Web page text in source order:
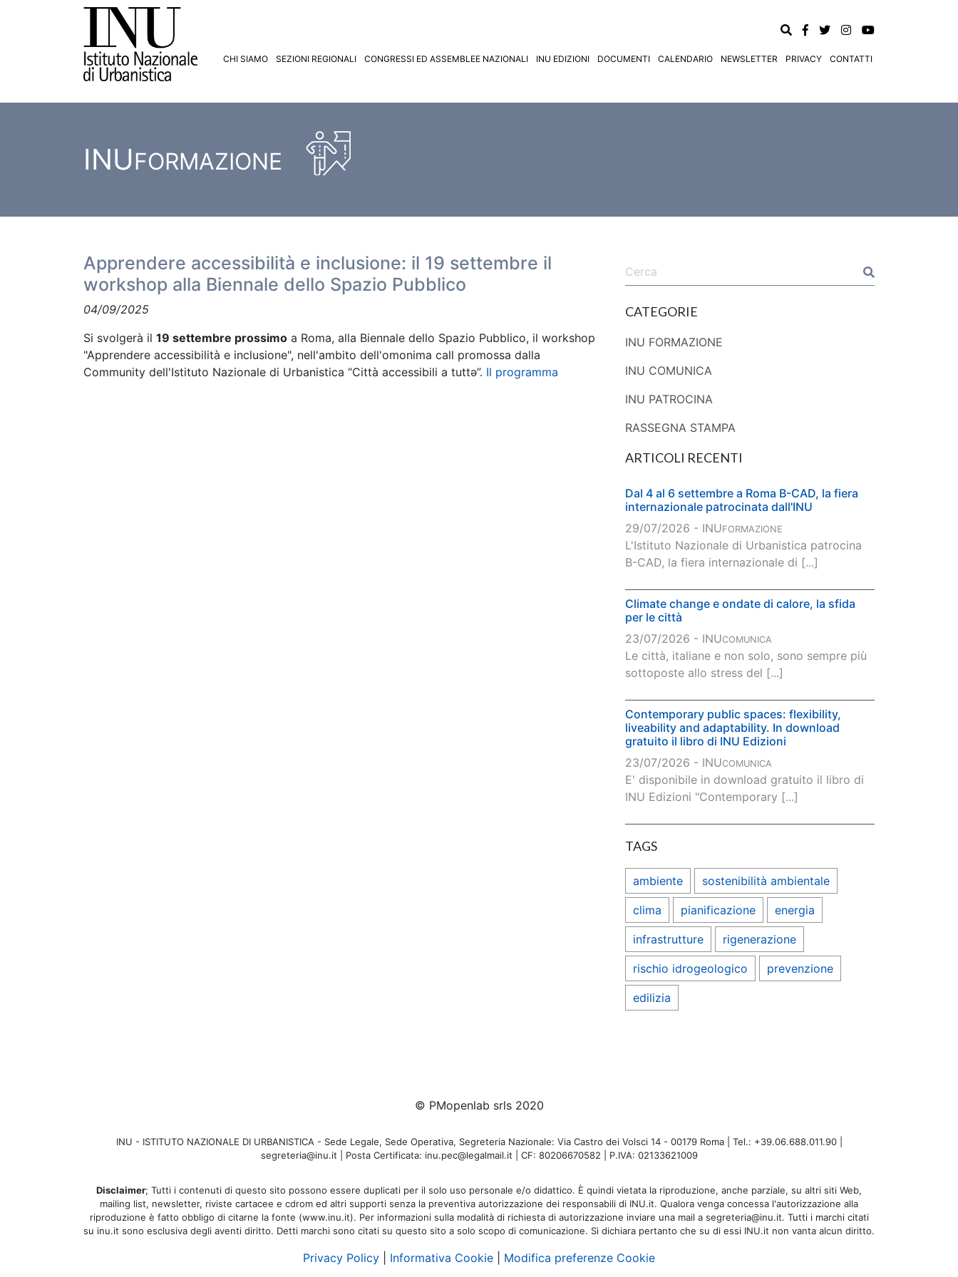
CHI SIAMO SEZIONI REGIONALI CONGRESSI ED ASSEMBLEE NAZIONALI INU EDIZIONI DOCUMENTI CALENDARIO NEWSLETTER PRIVACY CONTATTI
INUFORMAZIONE
Apprendere accessibilità e inclusione: il 19 settembre il
workshop alla Biennale dello Spazio Pubblico
04/09/2025
Si svolgerà il 19 settembre prossimo a Roma, alla Biennale dello Spazio Pubblico, il workshop
"Apprendere accessibilità e inclusione", nell'ambito dell'omonima call promossa dalla
Community dell'Istituto Nazionale di Urbanistica “Città accessibili a tuttə”. Il programma
CATEGORIE
INU FORMAZIONE
INU COMUNICA
INU PATROCINA
RASSEGNA STAMPA
ARTICOLI RECENTI
Dal 4 al 6 settembre a Roma B-CAD, la fiera
internazionale patrocinata dall'INU
29/07/2026 - INUFORMAZIONE
L'Istituto Nazionale di Urbanistica patrocina
B-CAD, la fiera internazionale di [...]
Climate change e ondate di calore, la sfida
per le città
23/07/2026 - INUCOMUNICA
Le città, italiane e non solo, sono sempre più
sottoposte allo stress del [...]
Contemporary public spaces: flexibility,
liveability and adaptability. In download
gratuito il libro di INU Edizioni
23/07/2026 - INUCOMUNICA
E' disponibile in download gratuito il libro di
INU Edizioni "Contemporary [...]
TAGS
ambiente sostenibilità ambientale
clima pianificazione energia
infrastrutture rigenerazione
rischio idrogeologico prevenzione
edilizia
© PMopenlab srls 2020
INU - ISTITUTO NAZIONALE DI URBANISTICA - Sede Legale, Sede Operativa, Segreteria Nazionale: Via Castro dei Volsci 14 - 00179 Roma | Tel.: +39.06.688.011.90 |
segreteria@inu.it | Posta Certificata: inu.pec@legalmail.it | CF: 80206670582 | P.IVA: 02133621009
Disclaimer; Tutti i contenuti di questo sito possono essere duplicati per il solo uso personale e/o didattico. È quindi vietata la riproduzione, anche parziale, su altri siti Web,
mailing list, newsletter, riviste cartacee e cdrom ed altri supporti senza la preventiva autorizzazione dei responsabili di INU.it. Qualora venga concessa l'autorizzazione alla
riproduzione è fatto obbligo di citarne la fonte (www.inu.it). Per informazioni sulla modalità di richiesta di autorizzazione inviare una mail a segreteria@inu.it. Tutti i marchi citati
su inu.it sono esclusiva degli aventi diritto. Detti marchi sono citati su questo sito a solo scopo di comunicazione. Si dichiara pertanto che su di essi INU.it non vanta alcun diritto.
Privacy Policy Informativa Cookie Modifica preferenze Cookie